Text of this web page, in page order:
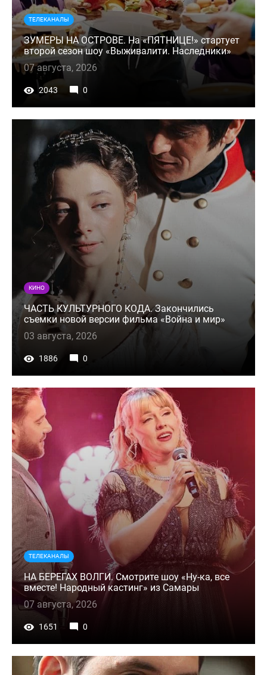
ТЕЛЕКАНАЛЫ
ЗУМЕРЫ НА ОСТРОВЕ. На «ПЯТНИЦЕ!» стартует
второй сезон шоу «Выживалити. Наследники»
07 августа, 2026
2043 0
КИНО
ЧАСТЬ КУЛЬТУРНОГО КОДА. Закончились
съемки новой версии фильма «Война и мир»
03 августа, 2026
1886 0
ТЕЛЕКАНАЛЫ
НА БЕРЕГАХ ВОЛГИ. Смотрите шоу «Ну-ка, все
вместе! Народный кастинг» из Самары
07 августа, 2026
1651 0